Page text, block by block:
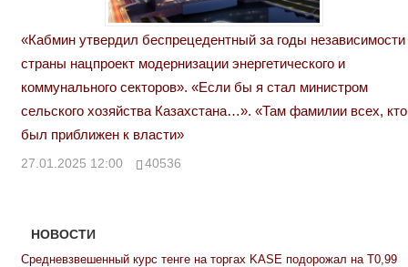
«Кабмин утвердил беспрецедентный за годы независимости
страны нацпроект модернизации энергетического и
коммунального секторов». «Если бы я стал министром
сельского хозяйства Казахстана…». «Там фамилии всех, кто
был приближен к власти»
27.01.2025 12:00 40536
НОВОСТИ
Средневзвешенный курс тенге на торгах KASE подорожал на Т0,99